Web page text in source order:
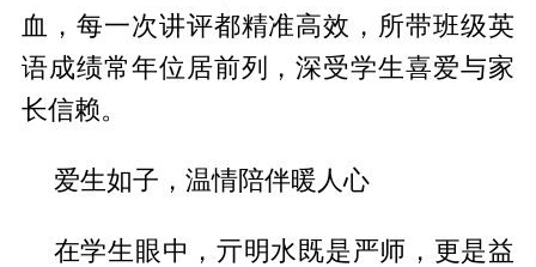
血，每一次讲评都精准高效，所带班级英
语成绩常年位居前列，深受学生喜爱与家
长信赖。
爱生如子，温情陪伴暖人心
在学生眼中，亓明水既是严师，更是益